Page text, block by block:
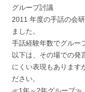
グループ討議
2011 年度の手話の会
ました。
手話経験年数でグルー
以下は、その場での発
にくい表現もあります
ださい。